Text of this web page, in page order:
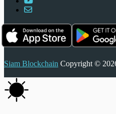
Siam Blockchain Copyright ©